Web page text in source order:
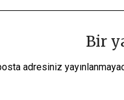
Bir
adresiniz